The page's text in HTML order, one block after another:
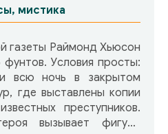
мистика
газеты Раймонд Хьюсон
Условия просты:
всю ночь в закрытом
где выставлены копии
преступников.
вызывает фигура